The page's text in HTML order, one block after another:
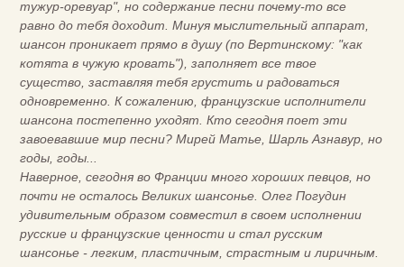
тужур-оревуар", но содержание песни почему-то все
равно до тебя доходит. Минуя мыслительный аппарат,
шансон проникает прямо в душу (по Вертинскому: "как
котята в чужую кровать"), заполняет все твое
существо, заставляя тебя грустить и радоваться
одновременно. К сожалению, французские исполнители
шансона постепенно уходят. Кто сегодня поет эти
завоевавшие мир песни? Мирей Матье, Шарль Азнавур, но
годы, годы...
Наверное, сегодня во Франции много хороших певцов, но
почти не осталось Великих шансонье. Олег Погудин
удивительным образом совместил в своем исполнении
русские и французские ценности и стал русским
шансонье - легким, пластичным, страстным и лиричным.